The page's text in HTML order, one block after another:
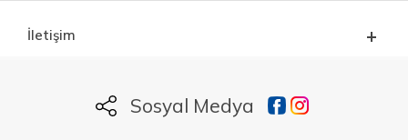
İletişim
Sosyal Medya